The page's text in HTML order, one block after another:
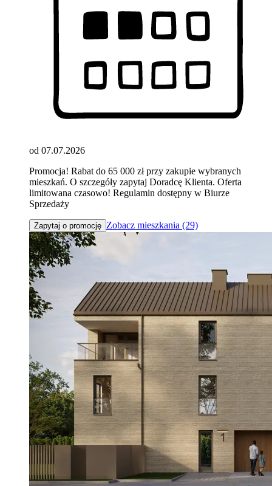
od 07.07.2026
Promocja! Rabat do 65 000 zł przy zakupie wybranych
mieszkań. O szczegóły zapytaj Doradcę Klienta. Oferta
limitowana czasowo! Regulamin dostępny w Biurze
Sprzedaży
Zapytaj o promocję Zobacz mieszkania (29)